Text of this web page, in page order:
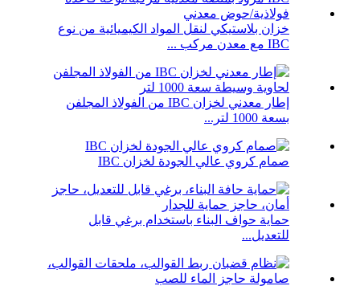
خزان بلاستيكي لنقل المواد الكيميائية من نوع
IBC مع معدن مركب ...
إطار معدني لخزان IBC من الفولاذ المجلفن
بسعة 1000 لتر...
صمام كروي عالي الجودة لخزان IBC
حماية حواف البناء باستخدام برغي قابل
للتعديل...